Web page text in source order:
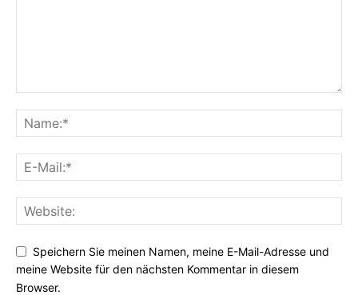
Speichern Sie meinen Namen, meine E-Mail-Adresse und
meine Website für den nächsten Kommentar in diesem
Browser.